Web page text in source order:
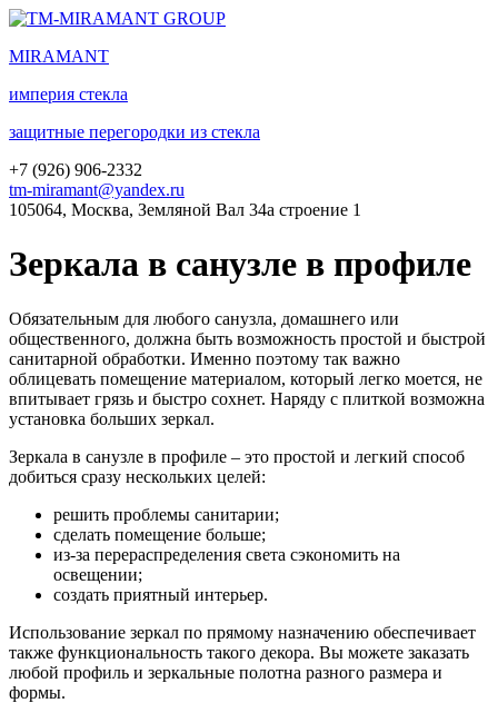
MIRAMANT
империя стекла
защитные перегородки из стекла
+7 (926) 906-2332
tm-miramant@yandex.ru
105064, Москва, Земляной Вал 34а строение 1
Зеркала в санузле в профиле
Обязательным для любого санузла, домашнего или
общественного, должна быть возможность простой и быстрой
санитарной обработки. Именно поэтому так важно
облицевать помещение материалом, который легко моется, не
впитывает грязь и быстро сохнет. Наряду с плиткой возможна
установка больших зеркал.
Зеркала в санузле в профиле – это простой и легкий способ
добиться сразу нескольких целей:
решить проблемы санитарии;
сделать помещение больше;
из-за перераспределения света сэкономить на
освещении;
создать приятный интерьер.
Использование зеркал по прямому назначению обеспечивает
также функциональность такого декора. Вы можете заказать
любой профиль и зеркальные полотна разного размера и
формы.